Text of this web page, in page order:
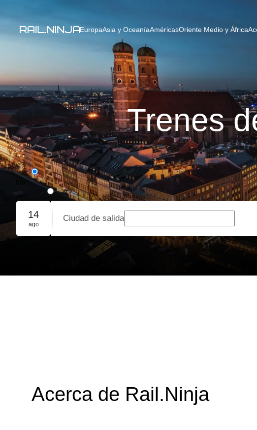
EuropaAsia y OceaníaAméricasOriente Medio y África
Trenes
Ida y vuelta
Reserva grupal
14
ago
Ciudad de salida
Acerca de Rail.Ninja